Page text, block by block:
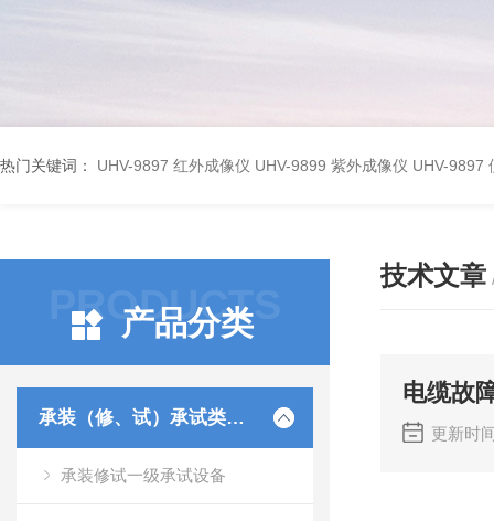
热门关键词： UHV-9897 红外成像仪 UHV-9899 紫外成像仪 UHV-9897
PRODUCTS
产品分类
承装（修、试）承试类仪器
承装修试一级承试设备
技术文章
电缆故
更新时